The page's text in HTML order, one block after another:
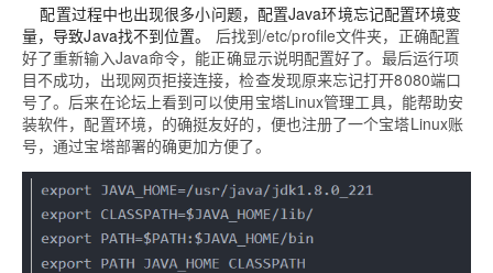
配置过程中也出现很多小问题，配置Java环境忘记配置环境变
量，导致Java找不到位置。
后找到/etc/profile文件夹，正确配置
好了重新输入Java命令，能正确显示说明配置好了。最后运行项
目不成功，出现网页拒接连接，检查发现原来忘记打开8080端口
号了。后来在论坛上看到可以使用宝塔Linux管理工具，能帮助安
装软件，配置环境，的确挺友好的，便也注册了一个宝塔Linux账
号，通过宝塔部署的确更加方便了。